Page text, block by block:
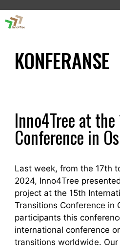
to
content
KONFERANSE
Inno4Tree at the
Conference in
Last week, from the 17th
2024, Inno4Tree
project at the 15th
Transitions Conference in
participants this
international conference
transitions worldwide.